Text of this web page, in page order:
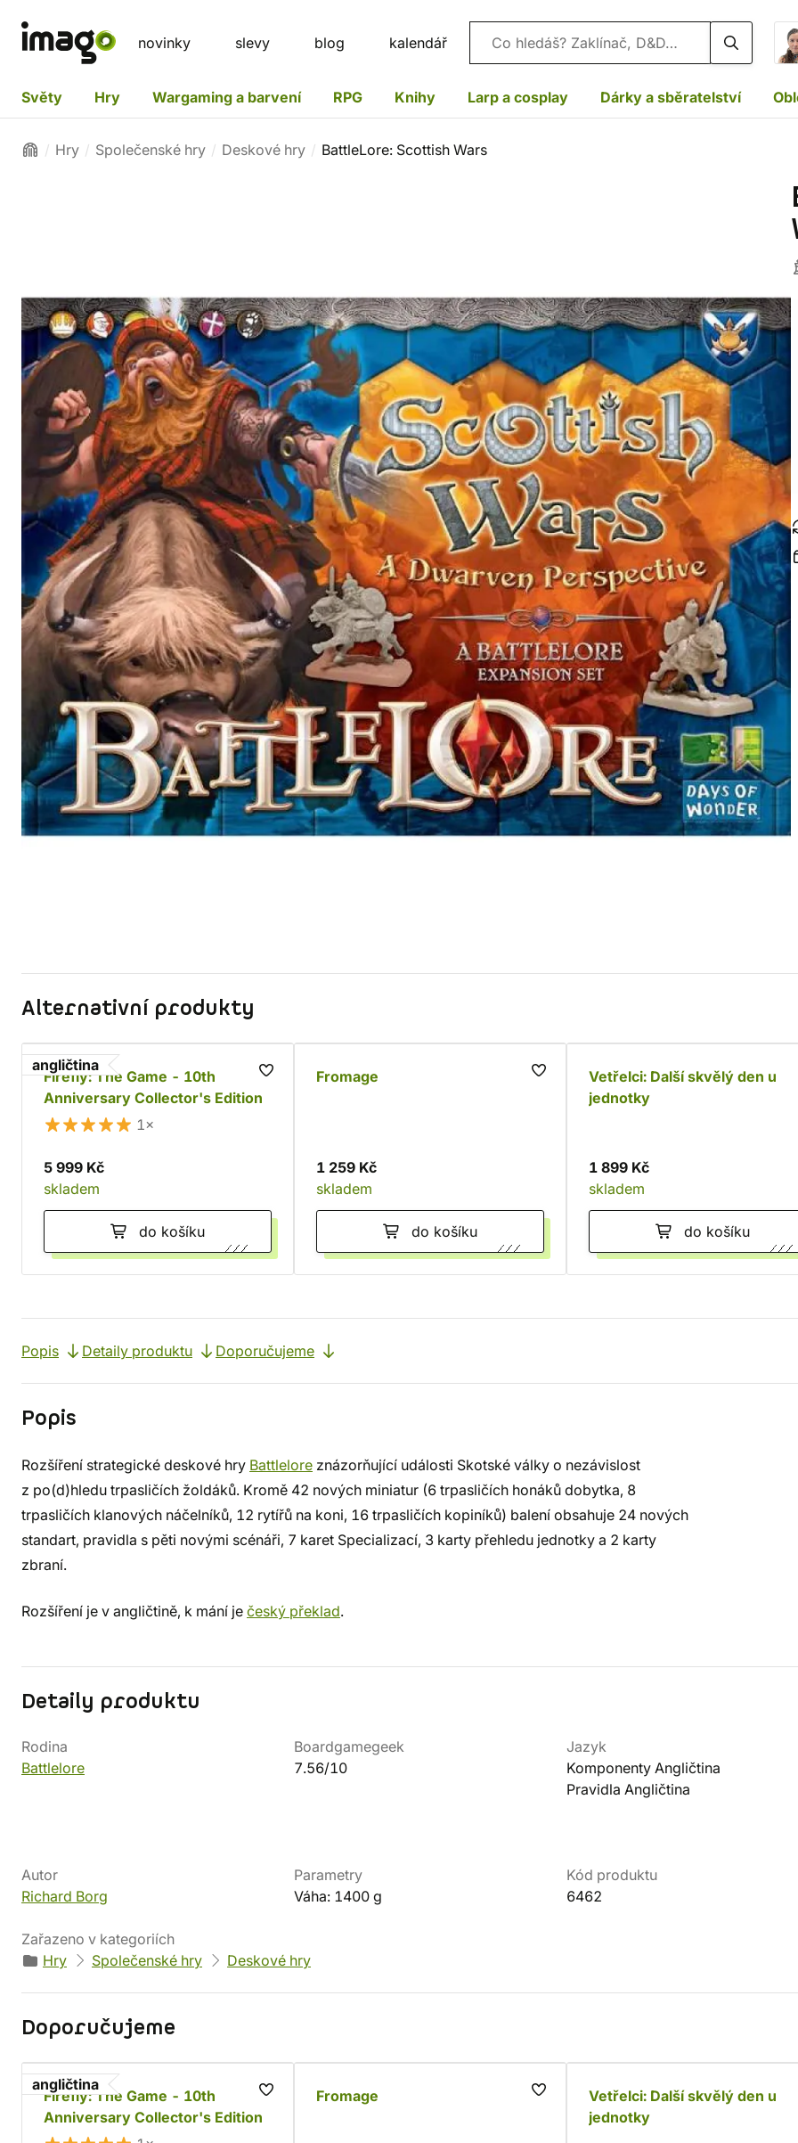
novinky slevy blog kalendář Vyhledávání
Světy Hry Wargaming a barvení RPG Knihy Larp a cosplay Dárky a sběratelství
Hry Společenské hry Deskové hry BattleLore: Scottish Wars
Alternativní produkty
angličtina
Firefly: The Game - 10th
Anniversary Collector's Edition
1×
5 999 Kč
skladem
do košíku
Fromage
1 259 Kč
skladem
do košíku
Vetřelci: Další skvělý den u
jednotky
1 899 Kč
skladem
do košíku
Popis Detaily produktu Doporučujeme
Popis
Rozšíření strategické deskové hry Battlelore znázorňující události Skotské války o nezávislost
z po(d)hledu trpasličích žoldáků. Kromě 42 nových miniatur (6 trpasličích honáků dobytka, 8
trpasličích klanových náčelníků, 12 rytířů na koni, 16 trpasličích kopiníků) balení obsahuje 24 nových
standart, pravidla s pěti novými scénáři, 7 karet Specializací, 3 karty přehledu jednotky a 2 karty
zbraní.
Rozšíření je v angličtině, k mání je český překlad.
Detaily produktu
Rodina
Battlelore
Boardgamegeek
7.56/10
Jazyk
Komponenty Angličtina
Pravidla Angličtina
Autor
Richard Borg
Parametry
Váha: 1400 g
Kód produktu
6462
Zařazeno v kategoriích
Hry
Společenské hry Deskové hry
Doporučujeme
angličtina
Firefly: The Game - 10th
Anniversary Collector's Edition
Fromage
Vetřelci: Další skvělý den u
jednotky